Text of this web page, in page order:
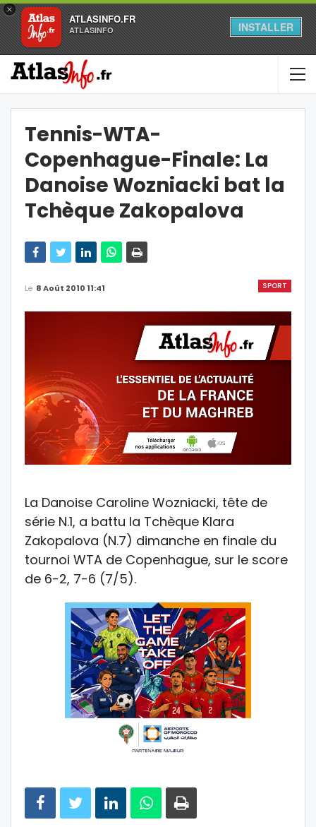
×
ATLASINFO.FR
ATLASINFO INSTALLER
Tennis-WTA-
Copenhague-Finale: La
Danoise Wozniacki bat la
Tchèque Zakopalova
SPORT
Le 8 Août 2010 11:41
La Danoise Caroline Wozniacki, tête de
série N.1, a battu la Tchèque Klara
Zakopalova (N.7) dimanche en finale du
tournoi WTA de Copenhague, sur le score
de 6-2, 7-6 (7/5).